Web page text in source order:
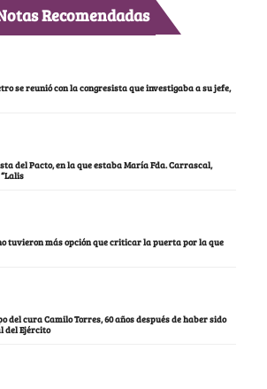
Recomendadas
se reunió con la congresista que investigaba a su jefe,
del Pacto, en la que estaba María Fda. Carrascal,
tuvieron más opción que criticar la puerta por la que
del cura Camilo Torres, 60 años después de haber sido
del Ejército